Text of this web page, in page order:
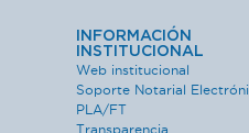
INFORMACIÓN
INSTITUCIONAL
Web institucional
Soporte Notarial
PLA/FT
Transparencia